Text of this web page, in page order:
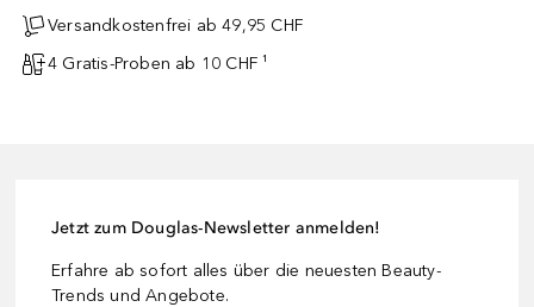
Versandkostenfrei ab 49,95 CHF
4 Gratis-Proben ab 10 CHF ¹
Jetzt zum Douglas-Newsletter anmelden!
Erfahre ab sofort alles über die neuesten Beauty-
Trends und Angebote.